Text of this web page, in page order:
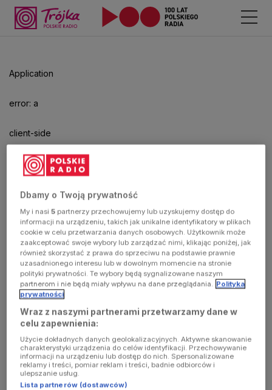
Application
error: a
client-side
exception
has
occurred
(see the
browser
console for
more
information)
aby
odtwarzać.
Dbamy o Twoją prywatność
My i nasi5 partnerzy przechowujemy lub uzyskujemy dostęp do
informacji na urządzeniu, takich jak unikalne identyfikatory w plikach
cookie w celu przetwarzania danych osobowych. Użytkownik może
zaakceptować swoje wybory lub zarządzać nimi, klikając poniżej, jak
również skorzystać z prawa do sprzeciwu na podstawie prawnie
uzasadnionego interesu lub w dowolnym momencie na stronie
polityki prywatności. Te wybory będą sygnalizowane naszym
partnerom i nie będą miały wpływu na dane przeglądania. Polityka
prywatności
Wraz z naszymi partnerami przetwarzamy dane w
celu zapewnienia:
Użycie dokładnych danych geolokalizacyjnych. Aktywne skanowanie
charakterystyki urządzenia do celów identyfikacji. Przechowywanie
informacji na urządzeniu lub dostęp do nich. Spersonalizowane
reklamy i treści, pomiar reklam i treści, badnie odbiorców i
ulepszanie usług.
Lista partnerów (dostawców)